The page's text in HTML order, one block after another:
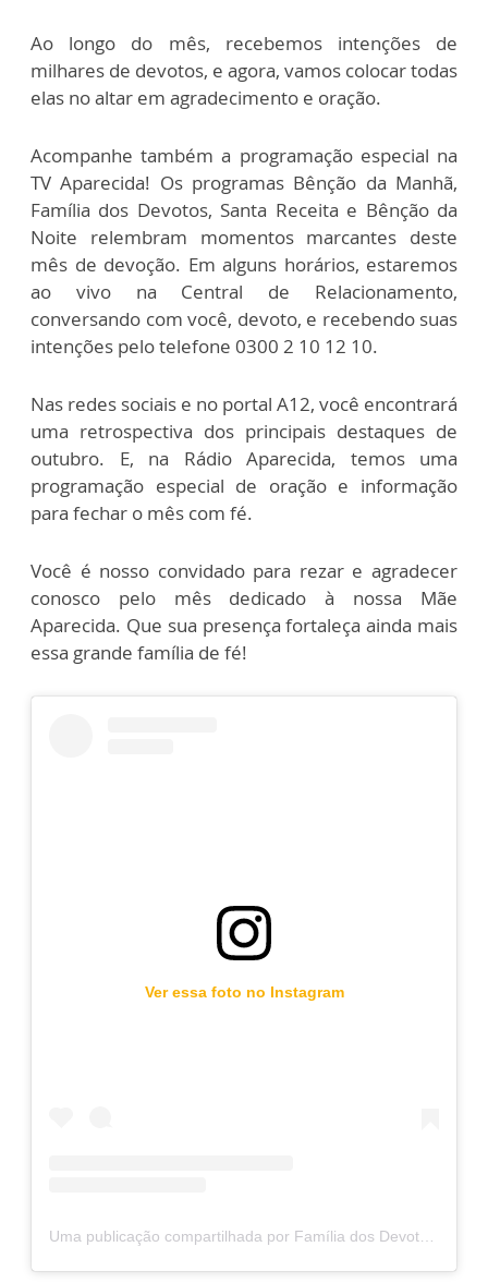
Ao longo do mês, recebemos intenções de
milhares de devotos, e agora, vamos colocar todas
elas no altar em agradecimento e oração.
Acompanhe também a programação especial na
TV Aparecida! Os programas Bênção da Manhã,
Família dos Devotos, Santa Receita e Bênção da
Noite relembram momentos marcantes deste
mês de devoção. Em alguns horários, estaremos
ao vivo na Central de Relacionamento,
conversando com você, devoto, e recebendo suas
intenções pelo telefone 0300 2 10 12 10.
Nas redes sociais e no portal A12, você encontrará
uma retrospectiva dos principais destaques de
outubro. E, na Rádio Aparecida, temos uma
programação especial de oração e informação
para fechar o mês com fé.
Você é nosso convidado para rezar e agradecer
conosco pelo mês dedicado à nossa Mãe
Aparecida. Que sua presença fortaleça ainda mais
essa grande família de fé!
Ver essa foto no Instagram